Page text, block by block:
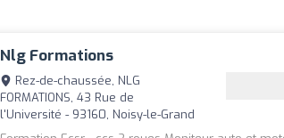
Nlg Formations
Rez-de-chaussée, NLG
FORMATIONS, 43 Rue de
l'Université - 93160, Noisy-le-Grand